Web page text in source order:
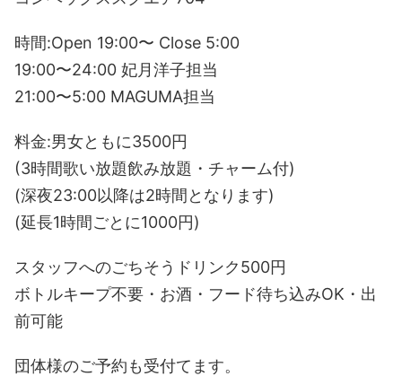
時間:Open 19:00〜 Close 5:00
19:00〜24:00 妃月洋子担当
21:00〜5:00 MAGUMA担当
料金:男女ともに3500円
(3時間歌い放題飲み放題・チャーム付)
(深夜23:00以降は2時間となります)
(延長1時間ごとに1000円)
スタッフへのごちそうドリンク500円
ボトルキープ不要・お酒・フード待ち込みOK・出
前可能
団体様のご予約も受付てます。